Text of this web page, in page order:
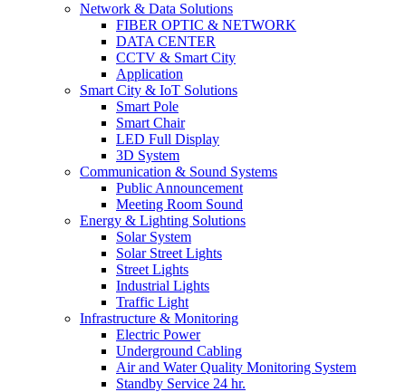
Network & Data Solutions
FIBER OPTIC & NETWORK​
DATA CENTER
CCTV & Smart City
Application
Smart City & IoT Solutions
Smart Pole
Smart Chair
LED Full Display
3D System
Communication & Sound Systems
Public Announcement
Meeting Room Sound
Energy & Lighting Solutions
Solar System
Solar Street Lights
Street Lights
Industrial Lights
Traffic Light
Infrastructure & Monitoring
Electric Power
Underground Cabling
Air and Water Quality Monitoring System
Standby Service 24 hr.